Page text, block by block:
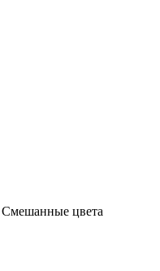
Смешанные цвета